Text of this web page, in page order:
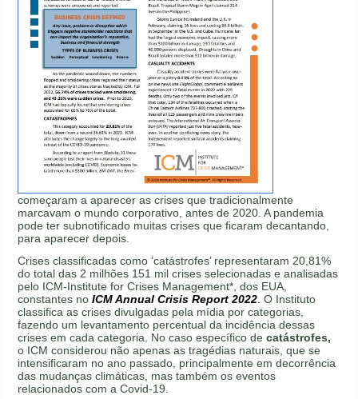
começaram a aparecer as crises que tradicionalmente
marcavam o mundo corporativo, antes de 2020. A pandemia
pode ter subnotificado muitas crises que ficaram decantando,
para aparecer depois.
Crises classificadas como ‘catástrofes’ representaram 20,81%
do total das 2 milhões 151 mil crises selecionadas e analisadas
pelo ICM-Institute for Crises Management*, dos EUA,
constantes noICM Annual Crisis Report 2022 O Instituto
classifica as crises divulgadas pela mídia por categorias,
fazendo um levantamento percentual da incidência dessas
crises em cada categoria. No caso específico decatástrofes,
o ICM considerou não apenas as tragédias naturais, que se
intensificaram no ano passado, principalmente em decorrência
das mudanças climáticas, mas também os eventos
relacionados com a Covid-19.